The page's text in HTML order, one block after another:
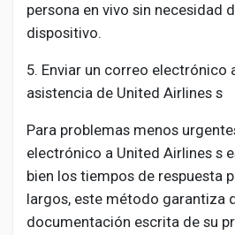
persona en vivo sin necesidad
dispositivo.
5. Enviar un correo electrónico
asistencia de United Airlines s
Para problemas menos
electrónico a United Airlines s
bien los tiempos de respuesta
largos, este método garantiza
documentación escrita de su